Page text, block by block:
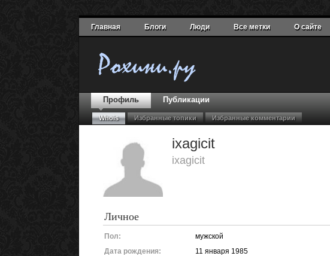
Главная Блоги Люди Все метки О сайте
Профиль
Whois Избранные топики Избранные комментарии
Публикации
ixagicit
ixagicit
Личное
Пол:
мужской
Дата рождения:
11 января 1985